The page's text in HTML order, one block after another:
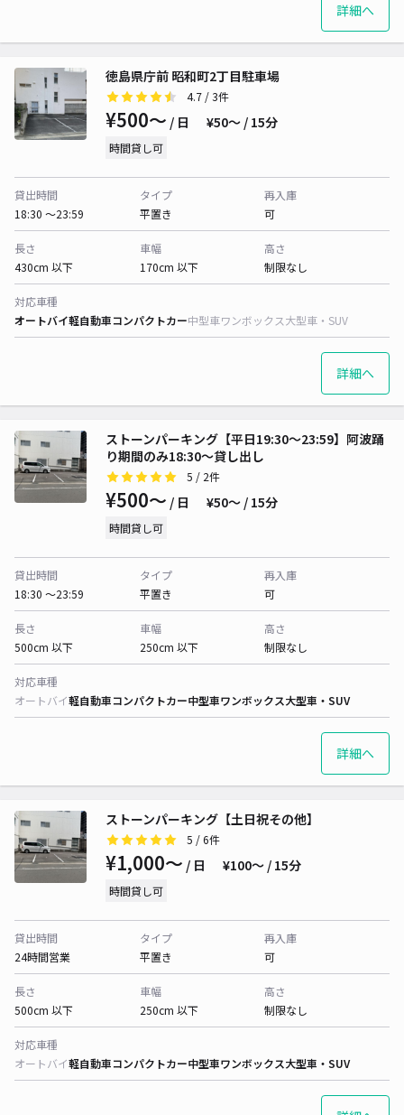
詳細へ
徳島県庁前 昭和町2丁目駐車場
4.7 / 3件
¥500〜 / 日 ¥50〜 / 15分
時間貸し可
貸出時間
18:30 〜23:59
タイプ
平置き
再入庫
可
長さ
430cm 以下
車幅
170cm 以下
高さ
制限なし
対応車種
オートバイ軽自動車コンパクトカー中型車ワンボックス大型車・SUV
詳細へ
ストーンパーキング【平日19:30～23:59】阿波踊
り期間のみ18:30〜貸し出し
5 / 2件
¥500〜 / 日 ¥50〜 / 15分
時間貸し可
貸出時間
18:30 〜23:59
タイプ
平置き
再入庫
可
長さ
500cm 以下
車幅
250cm 以下
高さ
制限なし
対応車種
オートバイ軽自動車コンパクトカー中型車ワンボックス大型車・SUV
詳細へ
ストーンパーキング【土日祝その他】
5 / 6件
¥1,000〜 / 日 ¥100〜 / 15分
時間貸し可
貸出時間
24時間営業
タイプ
平置き
再入庫
可
長さ
500cm 以下
車幅
250cm 以下
高さ
制限なし
対応車種
オートバイ軽自動車コンパクトカー中型車ワンボックス大型車・SUV